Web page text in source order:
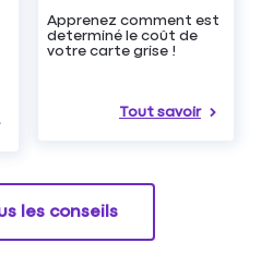
Apprenez comment est
determiné le coût de
votre carte grise !
Tout savoir
les conseils